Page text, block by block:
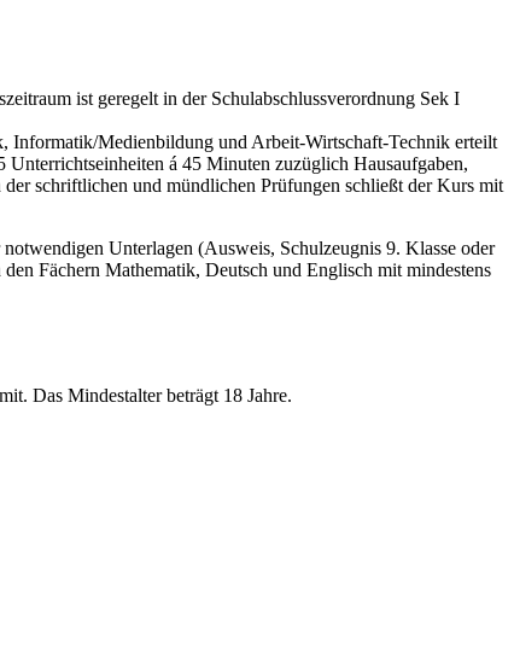
ist geregelt in der Schulabschlussverordnung Sek I
Informatik/Medienbildung und Arbeit-Wirtschaft-Technik erteilt
á 45 Minuten zuzüglich Hausaufgaben,
schriftlichen und mündlichen Prüfungen schließt der Kurs mit
Unterlagen (Ausweis, Schulzeugnis 9. Klasse oder
Fächern Mathematik, Deutsch und Englisch mit mindestens
Das Mindestalter beträgt 18 Jahre.